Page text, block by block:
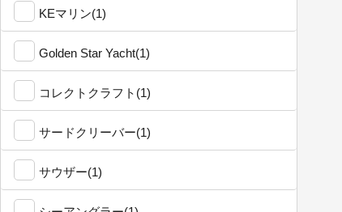
KEマリン(1)
Golden Star Yacht(1)
コレクトクラフト(1)
サードクリーバー(1)
サウザー(1)